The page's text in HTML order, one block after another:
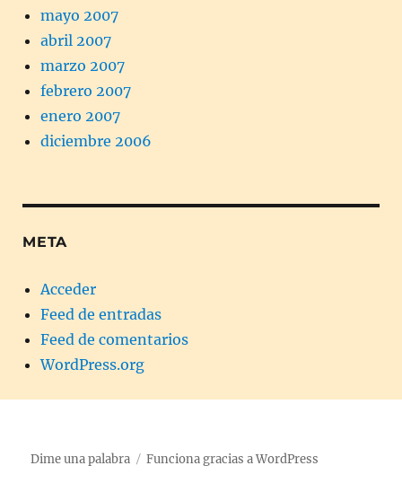
mayo 2007
abril 2007
marzo 2007
febrero 2007
enero 2007
diciembre 2006
META
Acceder
Feed de entradas
Feed de comentarios
WordPress.org
Dime una palabra Funciona gracias a WordPress